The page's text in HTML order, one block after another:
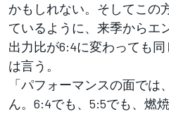
かもしれない。そしてこの
ているように、来季からエ
出力比が6:4に変わっても
は言う。
「パフォーマンスの面で
ん。6:4でも、5:5でも、燃